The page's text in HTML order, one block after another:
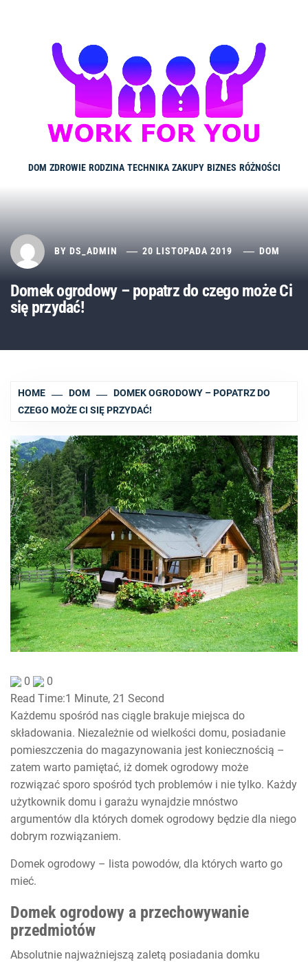
DOM ZDROWIE RODZINA TECHNIKA ZAKUPY BIZNES RÓŻNOŚCI
BY DS_ADMIN 20 LISTOPADA 2019 DOM
Domek ogrodowy – popatrz do czego może Ci
się przydać!
HOME DOM
DOMEK OGRODOWY – POPATRZ DO
CZEGO MOŻE CI SIĘ PRZYDAĆ!
0
0
Read Time:1 Minute, 21 Second
Każdemu spośród nas ciągle brakuje miejsca do
składowania. Niezależnie od wielkości domu, posiadanie
pomieszczenia do magazynowania jest koniecznością –
zatem warto pamiętać, iż domek ogrodowy może
rozwiązać sporo spośród tych problemów i nie tylko. Każdy
użytkownik domu i garażu wynajdzie mnóstwo
argumentów dla których domek ogrodowy będzie dla niego
dobrym rozwiązaniem.
Domek ogrodowy – lista powodów, dla których warto go
mieć.
Domek ogrodowy a przechowywanie
przedmiotów
Absolutnie najważniejszą zaletą posiadania domku